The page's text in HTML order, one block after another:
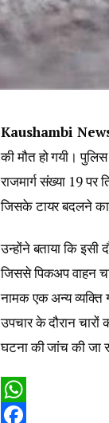
Kaushambi
की मौत हो गयी।
राजमार्ग संख्या 19
जिसके टायर बदलने का
उन्होंने बताया कि
जिससे पिकअप वाहन
नामक एक अन्य व्यक्ति
उपचार के दौरान चारों
घटना की जांच की जा
WhatsApp